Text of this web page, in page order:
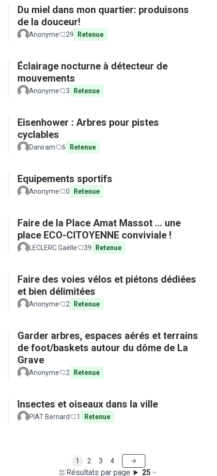
Du miel dans mon quartier: produisons
de la douceur!
Anonyme 29 Retenue
Éclairage nocturne à détecteur de
mouvements
Anonyme 3 Retenue
Eisenhower : Arbres pour pistes
cyclables
Daniram 6 Retenue
Equipements sportifs
Anonyme 0 Retenue
Faire de la Place Amat Massot ... une
place ECO-CITOYENNE conviviale !
LECLERC Gaëlle 39 Retenue
Faire des voies vélos et piétons dédiées
et bien délimitées
Anonyme 2 Retenue
Garder arbres, espaces aérés et terrains
de foot/baskets autour du dôme de La
Grave
Anonyme 2 Retenue
Insectes et oiseaux dans la ville
PIAT Bernard 1 Retenue
Résultats par page : 25
1 2 3 4